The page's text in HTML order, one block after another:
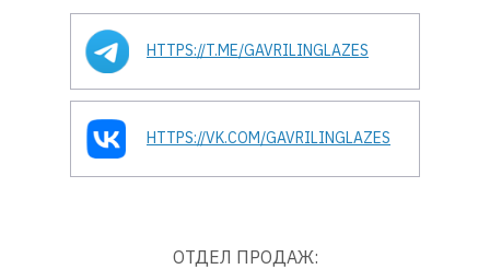
ОТДЕЛ ПРОДАЖ:
HTTPS://T.ME/GAVRILINGLAZES
HTTPS://VK.COM/GAVRILINGLAZES